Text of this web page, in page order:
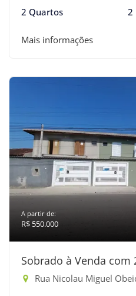
2 Quartos 2
Mais informações
A partir de:
R$ 550.000
Sobrado à Venda com
Rua Nicolau Miguel